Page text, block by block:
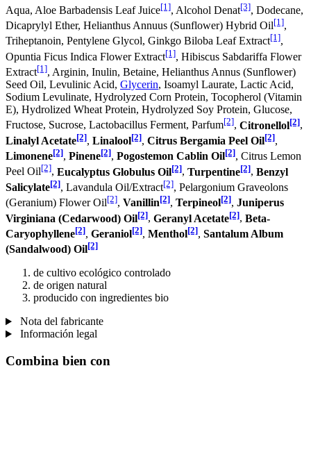
Aqua, Aloe Barbadensis Leaf Juice[1], Alcohol Denat[3], Dodecane,
Dicaprylyl Ether, Helianthus Annuus (Sunflower) Hybrid Oil[1],
Triheptanoin, Pentylene Glycol, Ginkgo Biloba Leaf Extract[1],
Opuntia Ficus Indica Flower Extract[1], Hibiscus Sabdariffa Flower
Extract[1], Arginin, Inulin, Betaine, Helianthus Annus (Sunflower)
Seed Oil, Levulinic Acid, Glycerin, Isoamyl Laurate, Lactic Acid,
Sodium Levulinate, Hydrolyzed Corn Protein, Tocopherol (Vitamin
E), Hydrolized Wheat Protein, Hydrolyzed Soy Protein, Glucose,
Fructose, Sucrose, Lactobacillus Ferment, Parfum[2], Citronellol[2],
Linalyl Acetate[2], Linalool[2], Citrus Bergamia Peel Oil[2],
Limonene[2], Pinene[2], Pogostemon Cablin Oil[2], Citrus Lemon
Peel Oil[2], Eucalyptus Globulus Oil[2], Turpentine[2], Benzyl
Salicylate[2], Lavandula Oil/Extract[2], Pelargonium Graveolons
(Geranium) Flower Oil[2], Vanillin[2], Terpineol[2], Juniperus
Virginiana (Cedarwood) Oil[2], Geranyl Acetate[2], Beta-
Caryophyllene[2], Geraniol[2], Menthol[2], Santalum Album
(Sandalwood) Oil[2]
de cultivo ecológico controlado
de origen natural
producido con ingredientes bio
Nota del fabricante
Información legal
Combina bien con